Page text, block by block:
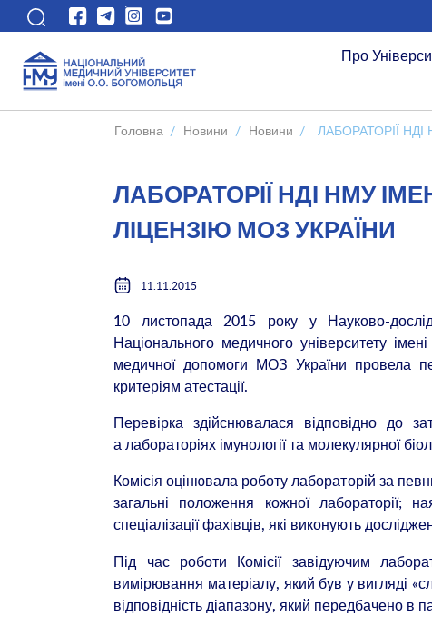
Про
Головна / Новини / Новини / ЛАБОРАТОРІЇ
ЛАБОРАТОРІЇ НДІ НМУ
ЛІЦЕНЗІЮ МОЗ УКРАЇНИ
11.11.2015
10 листопада 2015 року у Науково-
Національного медичного університету
медичної допомоги МОЗ України провела
критеріям атестації.
Перевірка здійснювалася відповідно до
а лабораторіях імунології та молекулярної
Комісія оцінювала роботу лабораторій за
загальні положення кожної лабораторії;
спеціалізації фахівців, які виконують
Під час роботи Комісії завідуючим
вимірювання матеріалу, який був у вигляді
відповідність діапазону, який передбачено в